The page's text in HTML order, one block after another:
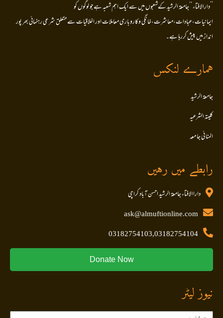
’’دارالافتاء ‘‘جامعۃ الرشید کےشعبوں میں سے ایک اہم شعبہ ہے جو لوگوں کو
ایمانیات،عبادات،معاشرت،خانگی وکاروباری معاملات اور اخلاقیات سے متعلق شرعی رہنمائی بھر پور
انداز میں پیش کررہا ہے۔
ہمارے لنکس
جامعۃ الرشید
کلیتہ الشرعیہ
المنا ئی جا معہ
رابطے میں رہیں
داراالافتاء جامعۃ الرشید احسن آباد کراچی
ask@almuftionline.com
03182754103,03182754104
Donate Now
نیوز لیٹر